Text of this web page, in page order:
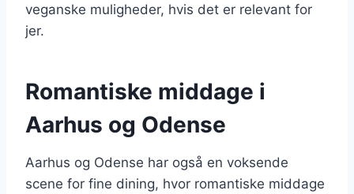
veganske muligheder, hvis det er relevant for
jer.
Romantiske middage i
Aarhus og Odense
Aarhus og Odense har også en voksende
scene for fine dining, hvor romantiske middage